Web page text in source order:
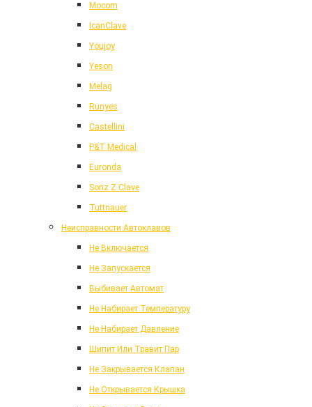
Mocom
IcanClave
Youjoy
Yeson
Melag
Runyes
Castellini
P&T Medical
Euronda
Sonz Z Clave
Tuttnauer
Неисправности Автоклавов
Не Включается
Не Запускается
Выбивает Автомат
Не Набирает Температуру
Не Набирает Давление
Шипит Или Травит Пар
Не Закрывается Клапан
Не Открывается Крышка